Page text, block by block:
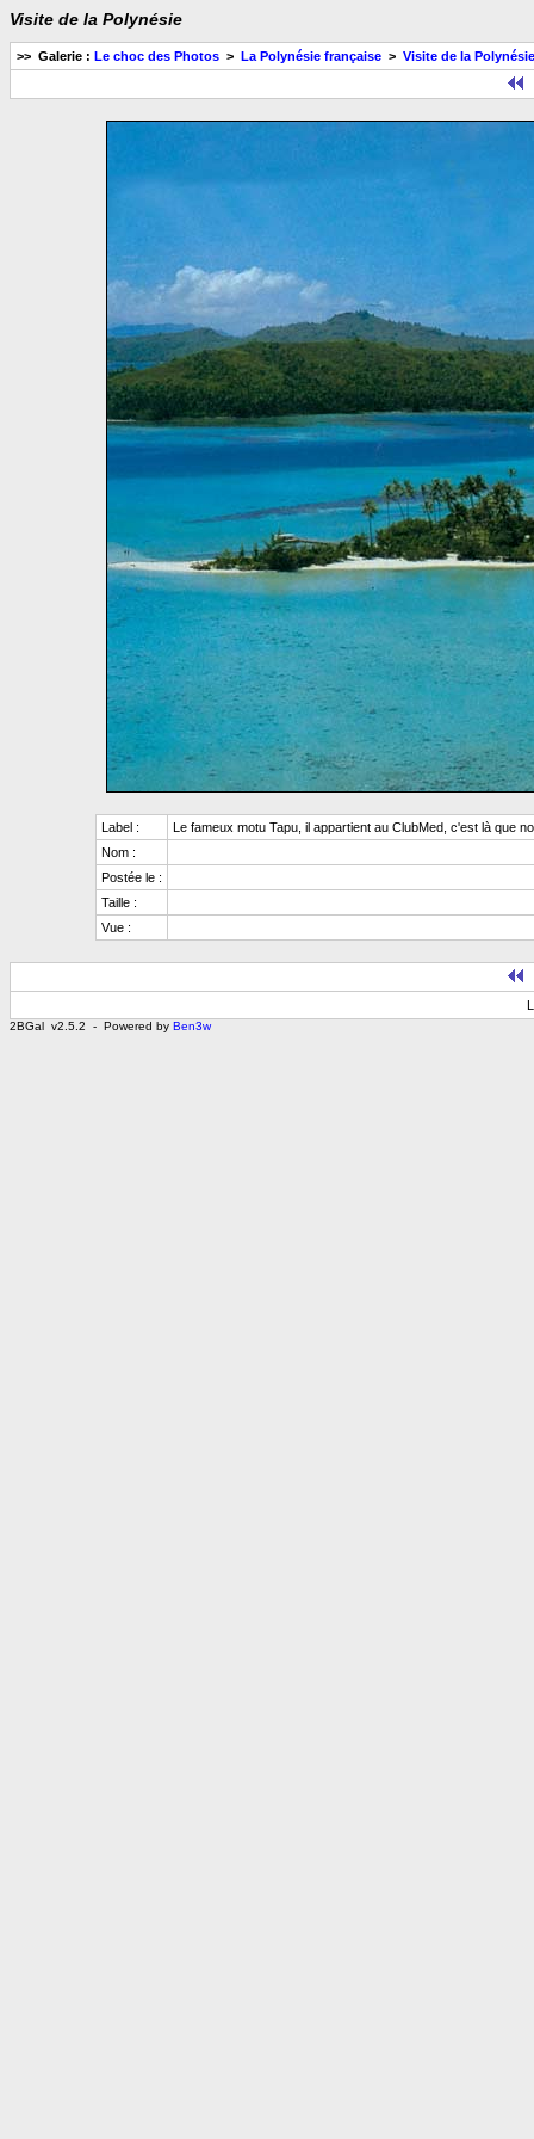
Visite de la Polynésie
>> Galerie : Le choc des Photos > La Polynésie française > Visite de la Polynésie
Label :
Le fameux motu Tapu, il appartient au ClubMed, c'est là que
Nom :
Postée le :
Taille :
Vue :
2BGal v2.5.2 - Powered by Ben3w